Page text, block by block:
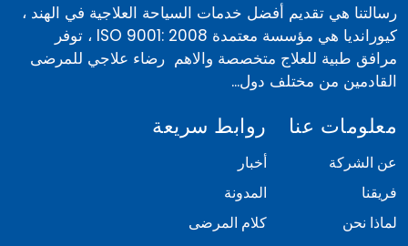
رسالتنا هي تقديم أفضل خدمات السياحة العلاجية في الهند ،
كيورانديا هي مؤسسة معتمدة ISO 9001: 2008 ، توفر
مرافق طبية للعلاج متخصصة والاهم رضاء علاجي للمرضى
القادمين من مختلف دول...
معلومات عنا
عن الشركة
فريقنا
لماذا نحن
روابط سريعة
أخبار
المدونة
كلام المرضى